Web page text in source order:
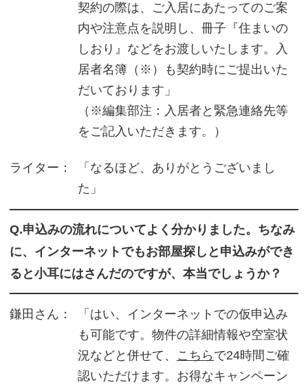
契約の際は、ご入居にあたってのご案
内や注意点を説明し、冊子『住まいの
しおり』などをお渡しいたします。入
居者名簿（※）も契約時にご提出いた
だいております」
（※編集部注：入居者と緊急連絡先等
をご記入いただきます。）
ライター：
「なるほど、ありがとうございまし
た」
Q.申込みの流れについてよく分かりました。ちなみ
に、インターネットでもお部屋探しと申込みができ
ると小耳にはさんだのですが、本当でしょうか？
鎌田さん：
「はい、インターネットでの仮申込み
も可能です。物件の詳細情報や空室状
況などと併せて、 こちら で24時間ご確
認いただけます。お得なキャンペーン